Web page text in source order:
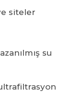
siteler
su